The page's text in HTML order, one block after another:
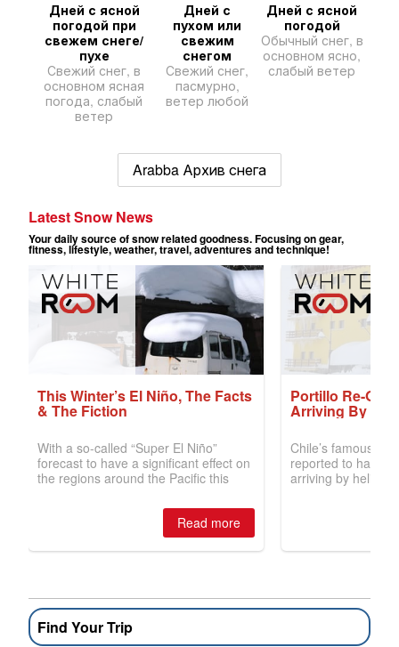
Дней с ясной
погодой при
свежем снеге/
пухе
Свежий снег, в
основном ясная
погода, слабый
ветер
Дней с
пухом или
свежим
снегом
Свежий снег,
пасмурно,
ветер любой
Дней с ясной
погодой
Обычный снег, в
основном ясно,
слабый ветер
Arabba Архив снега
Find Your Trip